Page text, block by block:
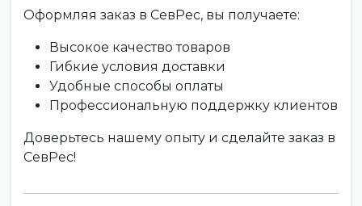
Оформляя заказ в СевРес, вы получаете:
Высокое качество товаров
Гибкие условия доставки
Удобные способы оплаты
Профессиональную поддержку клиентов
Доверьтесь нашему опыту и сделайте заказ в
СевРес!